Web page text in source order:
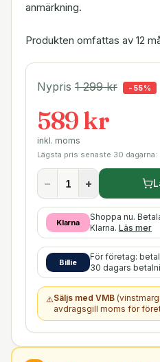
anmärkning.
Produkten omfattas av 12
Nypris 1 299kr - 55%
589 kr
inkl. moms
Lägsta pris senaste 30 dagarna:
− +
Klarna
Shoppa nu.
Klarna. Läs mer
Billie
För företag:
30 dagars
⚠️Säljs med VMB
avdragsgill moms för